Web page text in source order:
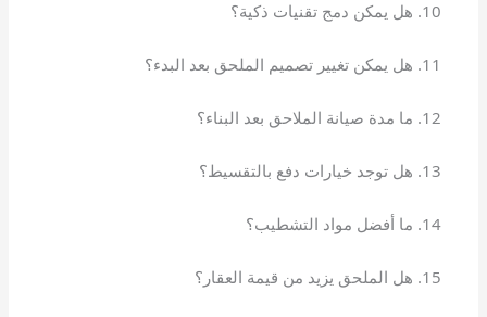
هل يمكن دمج تقنيات ذكية؟
هل يمكن تغيير تصميم الملحق بعد البدء؟
ما مدة صيانة الملاحق بعد البناء؟
هل توجد خيارات دفع بالتقسيط؟
ما أفضل مواد التشطيب؟
هل الملحق يزيد من قيمة العقار؟